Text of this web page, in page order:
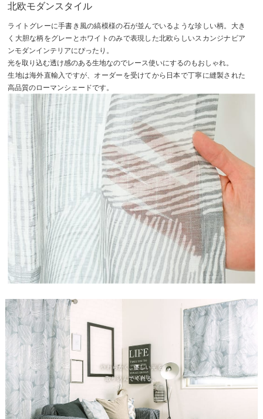
北欧モダンスタイル
ライトグレーに手書き風の縞模様の石が並んでいるような珍しい柄。大き
く大胆な柄をグレーとホワイトのみで表現した北欧らしいスカンジナビア
ンモダンインテリアにぴったり。
光を取り込む透け感のある生地なのでレース使いにするのもおしゃれ。
生地は海外直輸入ですが、オーダーを受けてから日本で丁寧に縫製された
高品質のローマンシェードです。